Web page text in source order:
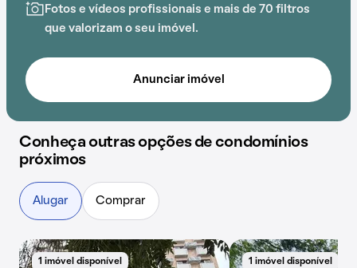
Fotos e vídeos profissionais e mais de 70 filtros
que valorizam o seu imóvel.
Anunciar imóvel
Conheça outras opções de condomínios
próximos
Alugar Comprar
1 imóvel disponível 1 imóvel disponível